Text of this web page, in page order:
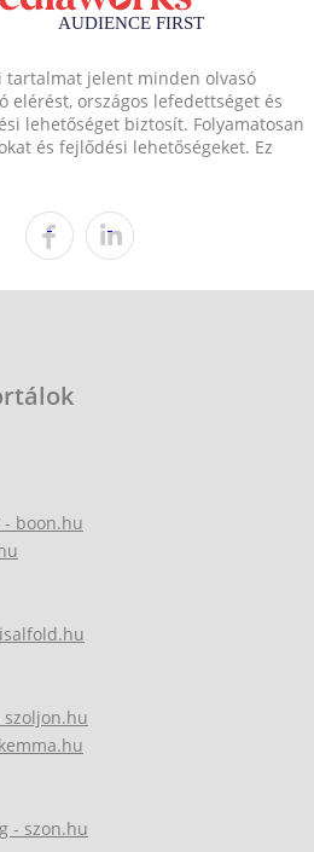
tartalmat jelent minden olvasó
elérést, országos lefedettséget és
lehetőséget biztosít. Folyamatosan
és fejlődési lehetőségeket. Ez
- boon.hu
szoljon.hu
- szon.hu